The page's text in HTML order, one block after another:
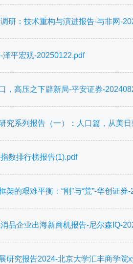
研：技术重构与演进报告-与非网-
平宏观-20250122.pdf
，高压之下辟新局-平安证券-
究系列报告（一）：人口篇，从美
数排行榜报告(1).pdf
架的艰难平衡：“刚”与“荒”-华创证券
品企业出海新商机报告-尼尔森IQ-
研究报告2024-北京大学汇丰商学院